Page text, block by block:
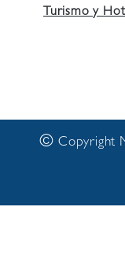
Turismo y
© Copyright